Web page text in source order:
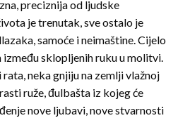
preciznija od ljudske
je trenutak, sve ostalo je
samoće i neimaštine. Cijelo
između sklopljenih ruku u molitvi.
neka gnjiju na zemlji vlažnoj
ruže, đulbašta iz kojeg će
nove ljubavi, nove stvarnosti